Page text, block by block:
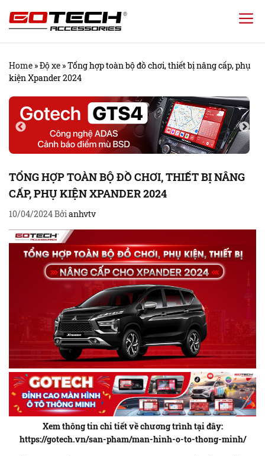
Chuyển
đến
dung
Home »Độ xe »Tổng hợp toàn bộ đồ chơi, thiết bị nâng cấp, phụ
kiện Xpander 2024
TỔNG HỢP TOÀN BỘ ĐỒ CHƠI, THIẾT BỊ NÂNG
CẤP, PHỤ KIỆN XPANDER 2024
10/04/2024Bởianhvtv
Xem thông tin chi tiết về chương trình tại đây:
https://gotech.vn/san-pham/man-hinh-o-to-thong-minh/